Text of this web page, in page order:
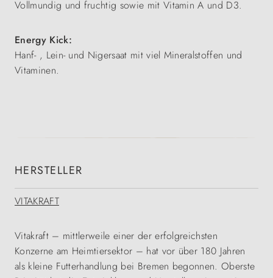
Vollmundig und fruchtig sowie mit Vitamin A und D3.
Energy Kick:
Hanf- , Lein- und Nigersaat mit viel Mineralstoffen und
Vitaminen.
HERSTELLER
VITAKRAFT
Vitakraft – mittlerweile einer der erfolgreichsten
Konzerne am Heimtiersektor – hat vor über 180 Jahren
als kleine Futterhandlung bei Bremen begonnen. Oberste